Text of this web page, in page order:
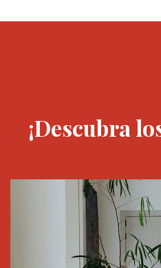
¡Descubra